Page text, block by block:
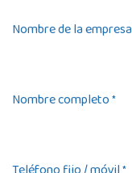
Nombre de la empresa
Nombre completo*